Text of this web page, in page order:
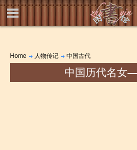
Home 人物传记 中国古代
中国历代名女